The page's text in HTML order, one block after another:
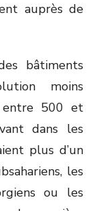
auprès de
bâtiments
moins
entre 500 et
dans les
plus d’un
les
ou les